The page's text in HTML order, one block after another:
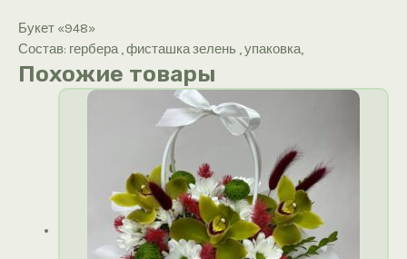
Букет «948»
Состав: гербера , фисташка зелень , упаковка,
Похожие товары